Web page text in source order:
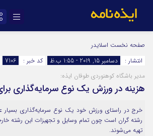
اینستاگرام
سروش
ایتا
آپارات
رمز عبور
مرا به خاطر بسپار
صفحه نخست اسلایدر
انتشار :
دسامبر 15, 2019 - 1:55 ب.ظ کد خبر : 7106
مدیر باشگاه کوهنوردی طوفان ایذه:
هزینه در ورزش یک نوع سرمایه‌گذاری
خرج در راستای ورزش خود یک نوع سرمایه‌گذاری
رشته گران است چون تمام وسایل و تجهیزات این رشته
تهیه می‌شوند.